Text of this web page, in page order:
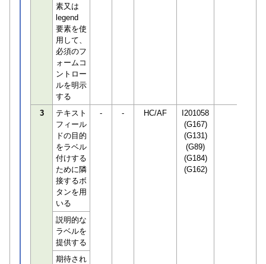
素又は
legend
要素を使
用して、
必須のフ
ォームコ
ントロー
ルを明示
する
3
テキスト
フィール
ドの目的
をラベル
付けする
ために隣
接するボ
タンを用
いる
- - HC/AF
I201058
(G167)
(G131)
(G89)
(G184)
(G162)
説明的な
ラベルを
提供する
期待され